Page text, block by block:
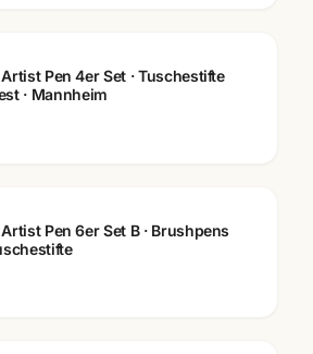
Pen 4er Set · Tuschestifte
· Mannheim
Pen 6er Set B · Brushpens